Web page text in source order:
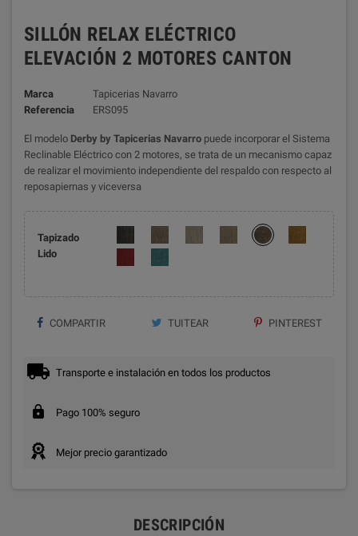
SILLÓN RELAX ELÉCTRICO
ELEVACIÓN 2 MOTORES CANTON
Marca
Tapicerias Navarro
Referencia
ERS095
El modelo Derby by Tapicerias Navarro puede incorporar el Sistema
Reclinable Eléctrico con 2 motores, se trata de un mecanismo capaz
de realizar el movimiento independiente del respaldo con respecto al
reposapiernas y viceversa
Tapizado
Lido
COMPARTIR TUITEAR PINTEREST
Transporte e instalación en todos los productos
Pago 100% seguro
Mejor precio garantizado
DESCRIPCIÓN